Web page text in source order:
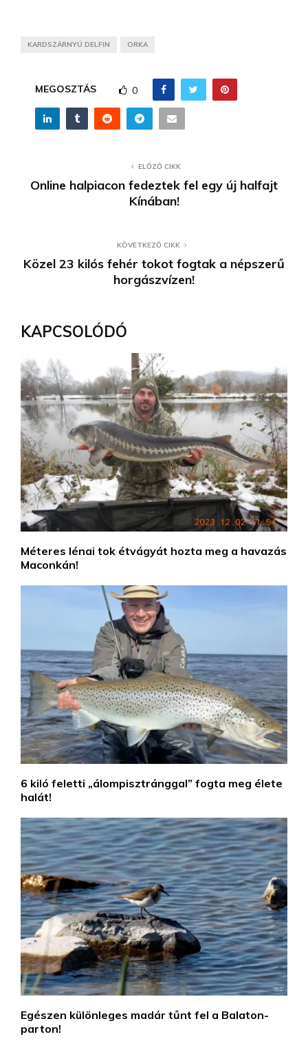
KARDSZÁRNYÚ DELFIN ORKA
MEGOSZTÁS 0
ELŐZŐ CIKK
Online halpiacon fedeztek fel egy új halfajt
Kínában!
KÖVETKEZŐ CIKK
Közel 23 kilós fehér tokot fogtak a népszerű
horgászvízen!
KAPCSOLÓDÓ
Méteres lénai tok étvágyát hozta meg a havazás
Maconkán!
6 kiló feletti „álompisztránggal” fogta meg élete
halát!
Egészen különleges madár tűnt fel a Balaton-
parton!